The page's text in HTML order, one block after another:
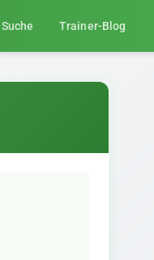
Suche Trainer-Blog